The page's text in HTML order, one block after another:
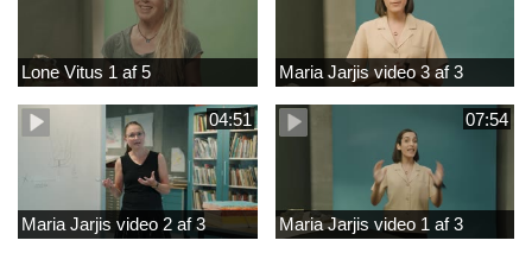
Lone Vitus 1 af 5 Maria Jarjis video 3 af 3
04:51
Maria Jarjis video 2 af 3
07:54
Maria Jarjis video 1 af 3